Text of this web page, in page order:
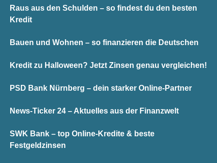
Raus aus den Schulden – so findest du den besten
Kredit
Bauen und Wohnen – so finanzieren die Deutschen
Kredit zu Halloween? Jetzt Zinsen genau vergleichen!
PSD Bank Nürnberg – dein starker Online-Partner
News-Ticker 24 – Aktuelles aus der Finanzwelt
SWK Bank – top Online-Kredite & beste
Festgeldzinsen